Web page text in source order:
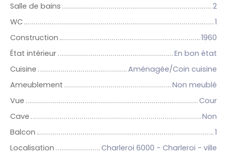
Salle de bains
2
WC
1
Construction
1960
État intérieur
En bon état
Cuisine
Aménagée/Coin cuisine
Ameublement
Non meublé
Vue
Cour
Cave
Non
Balcon
1
Localisation
Charleroi 6000 - Charleroi - ville